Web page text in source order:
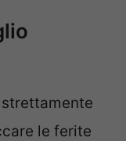
le ferite